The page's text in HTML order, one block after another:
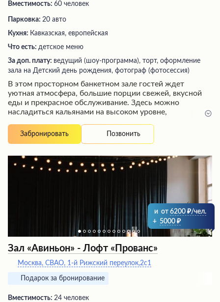
Вместимость: 60 человек
Парковка: 20 авто
Кухня: Кавказская, европейская
Что есть: детское меню
За доп. плату: ведущий (шоу-программа), торт, оформление
зала на Детский день рождения, фотограф (фотосессия)
В этом просторном банкетном зале гостей ждет
уютная атмосфера, большие порции свежей, вкусной
еды и прекрасное обслуживание. Здесь можно
насладиться кальянами на высоком уровне,
необычным интерьером, который создает особенную
атмосферу для отдыха. Посетители отмечают, что зал
телепроектов, что придает ему дополнительную
изюминку и привлекательность.
Забронировать Позвонить
и от 6200
/чел.
+ 5000
Зал «Авиньон» - Лофт «Прованс»
Москва, СВАО, 1-й Рижский переулок,2с1
Подарок за бронирование
Вместимость: 24 человек